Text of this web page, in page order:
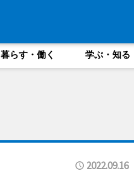
暮らす・働く 学ぶ・知る
2022.09.16